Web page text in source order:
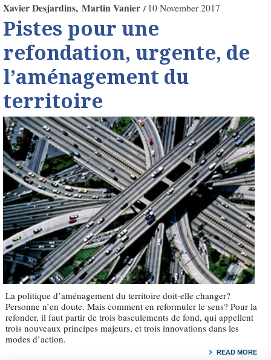
Xavier Desjardins Martin Vanier 10 November 2017
Pistes pour une
refondation, urgente, de
l’aménagement du
territoire
La politique d’aménagement du territoire doit-elle changer?
Personne n’en doute. Mais comment en reformuler le sens? Pour la
refonder, il faut partir de trois basculements de fond, qui appellent
trois nouveaux principes majeurs, et trois innovations dans les
modes d’action.
READ MORE